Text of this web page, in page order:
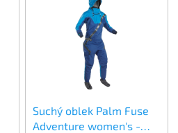
Suchý oblek Palm Fuse
Adventure women's -